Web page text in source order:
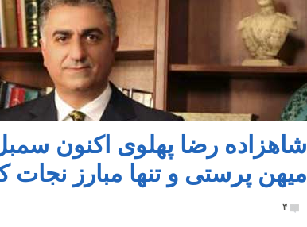
شاهزاده رضا پهلوی اکنون
میهن پرستی و تنها مبارز
۴